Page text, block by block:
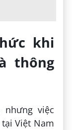
khi
thông
việc
Việt Nam